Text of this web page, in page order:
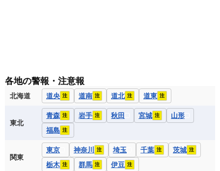
各地の警報・注意報
北海道 道央 注 道南 注 道北 注 道東 注
東北
青森 注 岩手 注 秋田 宮城 注
山形
福島 注
関東
東京 神奈川 注 埼玉 千葉 注 茨城 注
栃木 注 群馬 注 伊豆 注